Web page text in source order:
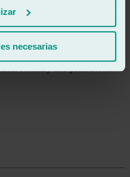
necesarias
Friendly and pleasant staff.